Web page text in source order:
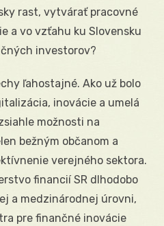
rast, vytvárať pracovné
a vo vzťahu ku Slovensku
investorov?
ľahostajné. Ako už bolo
inovácie a umelá
možnosti na
bežným občanom a
verejného sektora.
financií SR dlhodobo
a medzinárodnej úrovni,
pre finančné inovácie